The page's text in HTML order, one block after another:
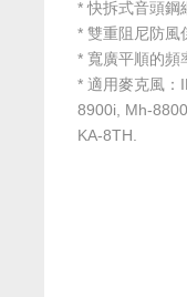
* 快拆式音頭鋼
* 雙重阻尼防風
* 寬廣平順的頻
* 適用麥克風
8900i, Mh-
KA-8TH.